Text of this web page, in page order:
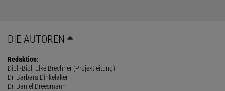
DIE AUTOREN
Redaktion:
Dipl.-Biol. Elke Brechner (Projektleitung)
Dr. Barbara Dinkelaker
Dr. Daniel Dreesmann